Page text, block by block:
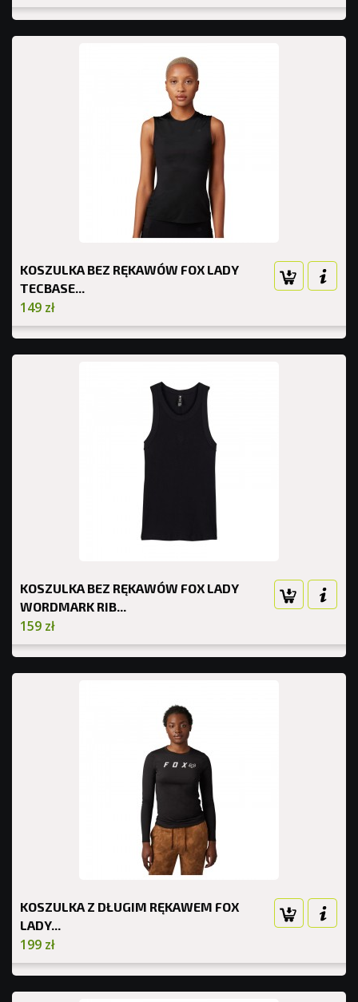
KOSZULKA BEZ RĘKAWÓW FOX LADY
TECBASE...
149 zł
KOSZULKA BEZ RĘKAWÓW FOX LADY
WORDMARK RIB...
159 zł
KOSZULKA Z DŁUGIM RĘKAWEM FOX
LADY...
199 zł